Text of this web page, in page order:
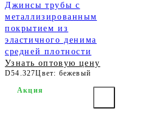
Джинсы трубы с
металлизированным
покрытием из
эластичного денима
средней плотности
Узнать оптовую цену
D54.327Цвет: бежевый
Акция